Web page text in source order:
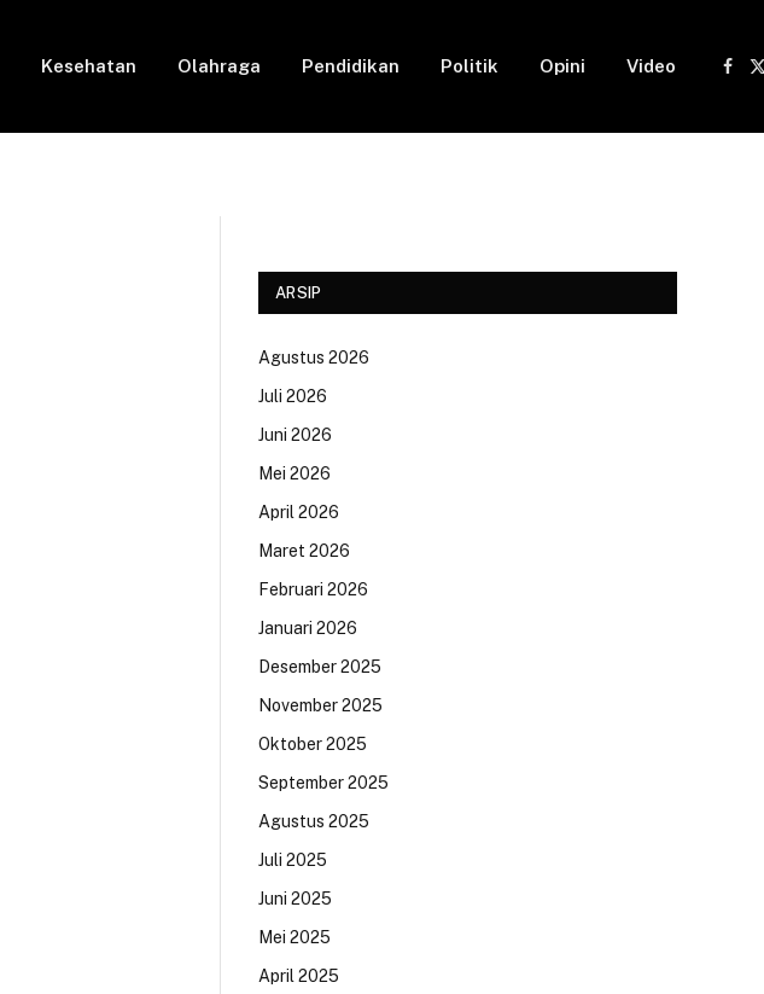
Kesehatan Olahraga Pendidikan Politik Opini Video
ARSIP
Agustus 2026
Juli 2026
Juni 2026
Mei 2026
April 2026
Maret 2026
Februari 2026
Januari 2026
Desember 2025
November 2025
Oktober 2025
September 2025
Agustus 2025
Juli 2025
Juni 2025
Mei 2025
April 2025